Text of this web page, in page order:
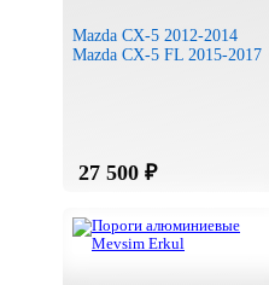
Mazda CX-5 2012-2014
Mazda CX-5 FL 2015-2017